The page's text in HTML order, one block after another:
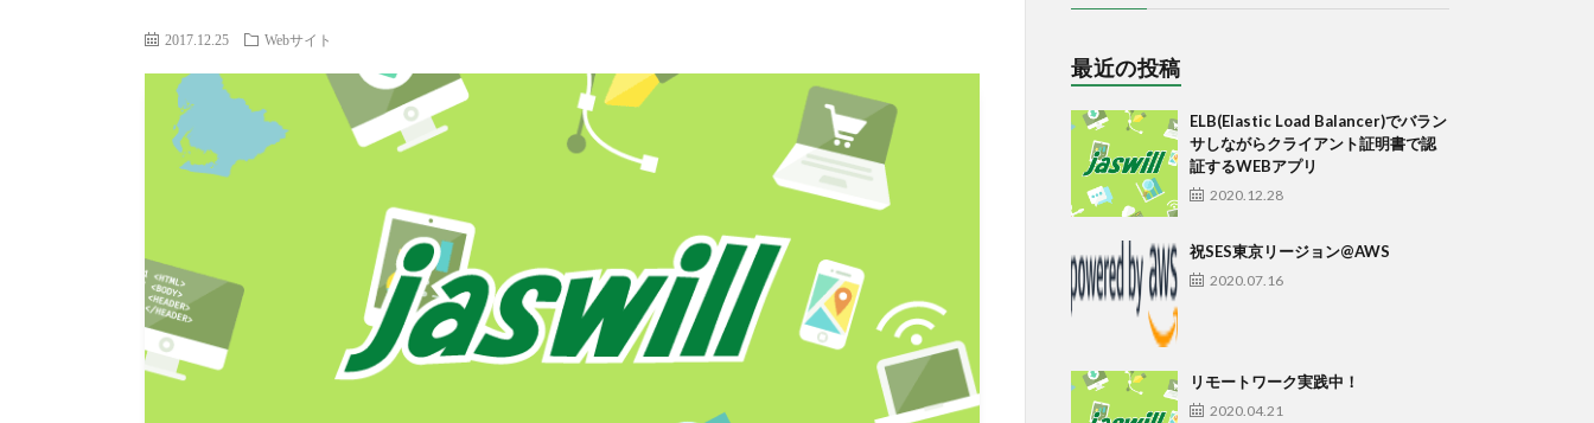
2017.12.25 Webサイト
最近の投稿
ELB(Elastic Load Balancer)でバラン
サしながらクライアント証明書で認
証するWEBアプリ
2020.12.28
祝SES東京リージョン@AWS
2020.07.16
リモートワーク実践中！
2020.04.21